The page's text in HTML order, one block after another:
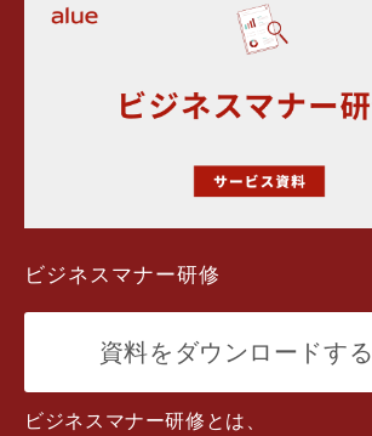
ビジネスマナー研修
資料をダウンロードする
ビジネスマナー研修とは、